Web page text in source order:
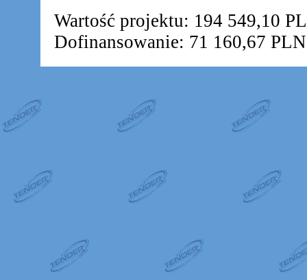
Wartość projektu: 194 549,10
Dofinansowanie: 71 160,67 PLN